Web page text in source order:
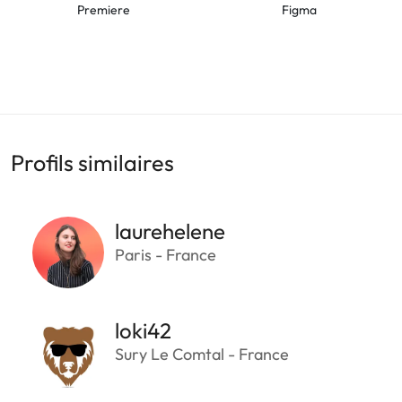
Premiere Figma
Profils similaires
laurehelene
Paris - France
loki42
Sury Le Comtal - France